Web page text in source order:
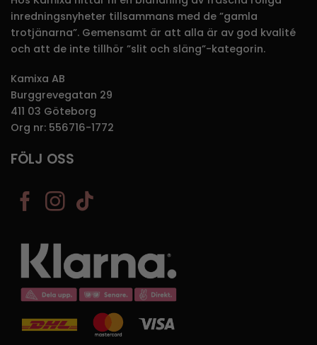
inredningsnyheter tillsammans med de ”gamla
trotjänarna”. Gemensamt är att alla är av god kvalité
och att de inte tillhör ”slit och släng”-kategorin.
Kamixa AB
Burggrevegatan 29
411 03 Göteborg
Org nr: 556716-1772
FÖLJ OSS